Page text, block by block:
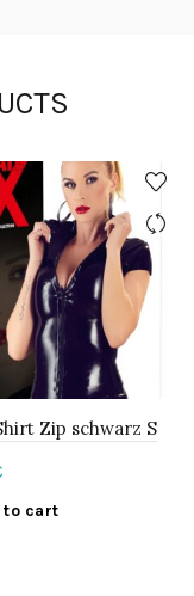
Zip schwarz S
to cart